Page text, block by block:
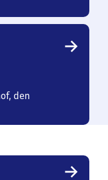
den